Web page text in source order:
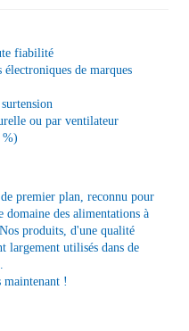
fiabilité
de marques
ou par ventilateur
%)
premier plan, reconnu pour
domaine des alimentations à
produits, d'une qualité
largement utilisés dans de
maintenant !